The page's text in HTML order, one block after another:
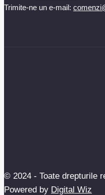
Trimite-ne un e-mail:
© 2024 - Toate drepturile
Powered by Digital Wiz